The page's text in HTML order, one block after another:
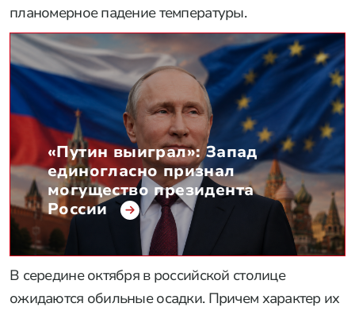
планомерное падение температуры.
«Путин выиграл»: Запад
единогласно признал
могущество президента
России
В середине октября в российской столице
ожидаются обильные осадки. Причем характер их